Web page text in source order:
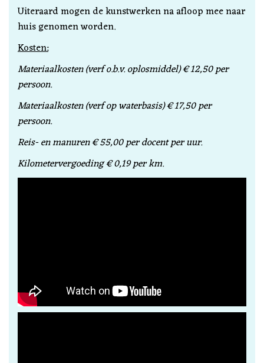
Uiteraard mogen de kunstwerken na afloop mee naar
huis genomen worden.
Kosten:
Materiaalkosten (verf o.b.v. oplosmiddel) € 12,50 per
persoon.
Materiaalkosten (verf op waterbasis) € 17,50 per
persoon.
Reis- en manuren € 55,00 per docent per uur.
Kilometervergoeding € 0,19 per km.